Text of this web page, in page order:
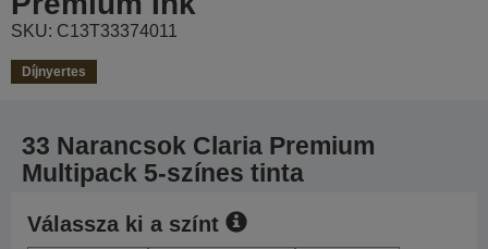
SKU: C13T33374011
Díjnyertes
33 Narancsok Claria Premium
Multipack 5-színes tinta
Válassza ki a színt